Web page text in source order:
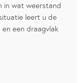
in wat weerstand
leert u de
een draagvlak